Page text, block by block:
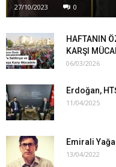
27/10/2023 0
HAFTANIN
KARŞI
06/03/2026
Erdoğan,
11/04/2025
Emirali
13/04/2022